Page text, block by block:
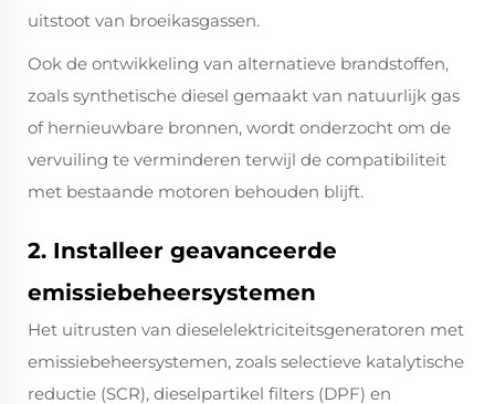
uitstoot van broeikasgassen.
Ook de ontwikkeling van alternatieve brandstoffen,
zoals synthetische diesel gemaakt van natuurlijk gas
of hernieuwbare bronnen, wordt onderzocht om de
vervuiling te verminderen terwijl de compatibiliteit
met bestaande motoren behouden blijft.
2. Installeer geavanceerde
emissiebeheersystemen
Het uitrusten van dieselelektriciteitsgeneratoren met
emissiebeheersystemen, zoals selectieve katalytische
reductie (SCR), dieselpartikel filters (DPF) en